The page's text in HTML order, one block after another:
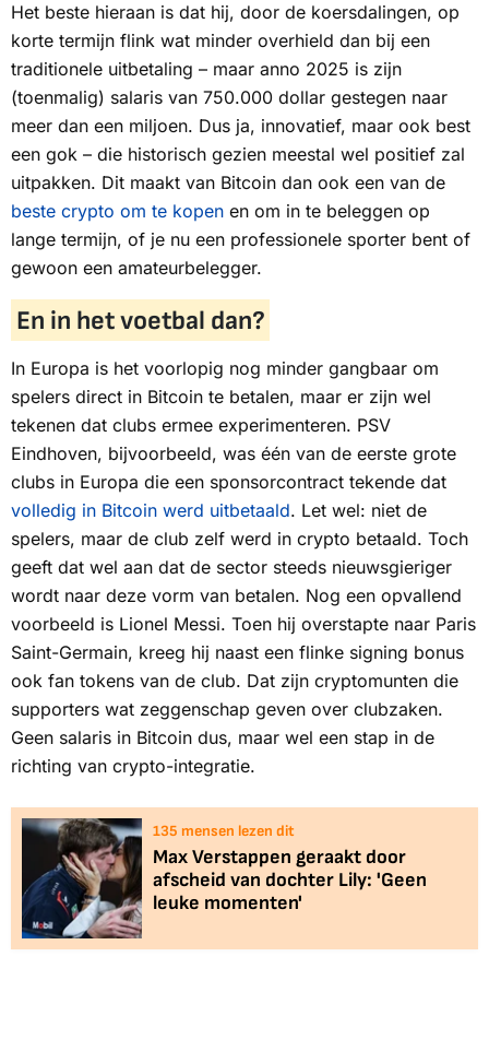
Het beste hieraan is dat hij, door de koersdalingen, op
korte termijn flink wat minder overhield dan bij een
traditionele uitbetaling – maar anno 2025 is zijn
(toenmalig) salaris van 750.000 dollar gestegen naar
meer dan een miljoen. Dus ja, innovatief, maar ook best
een gok – die historisch gezien meestal wel positief zal
uitpakken. Dit maakt van Bitcoin dan ook een van de
beste crypto om te kopen en om in te beleggen op
lange termijn, of je nu een professionele sporter bent of
gewoon een amateurbelegger.
En in het voetbal dan?
In Europa is het voorlopig nog minder gangbaar om
spelers direct in Bitcoin te betalen, maar er zijn wel
tekenen dat clubs ermee experimenteren. PSV
Eindhoven, bijvoorbeeld, was één van de eerste grote
clubs in Europa die een sponsorcontract tekende dat
volledig in Bitcoin werd uitbetaald. Let wel: niet de
spelers, maar de club zelf werd in crypto betaald. Toch
geeft dat wel aan dat de sector steeds nieuwsgieriger
wordt naar deze vorm van betalen. Nog een opvallend
voorbeeld is Lionel Messi. Toen hij overstapte naar Paris
Saint-Germain, kreeg hij naast een flinke signing bonus
ook fan tokens van de club. Dat zijn cryptomunten die
supporters wat zeggenschap geven over clubzaken.
Geen salaris in Bitcoin dus, maar wel een stap in de
richting van crypto-integratie.
135 mensen lezen dit
Max Verstappen geraakt door
afscheid van dochter Lily: 'Geen
leuke momenten'